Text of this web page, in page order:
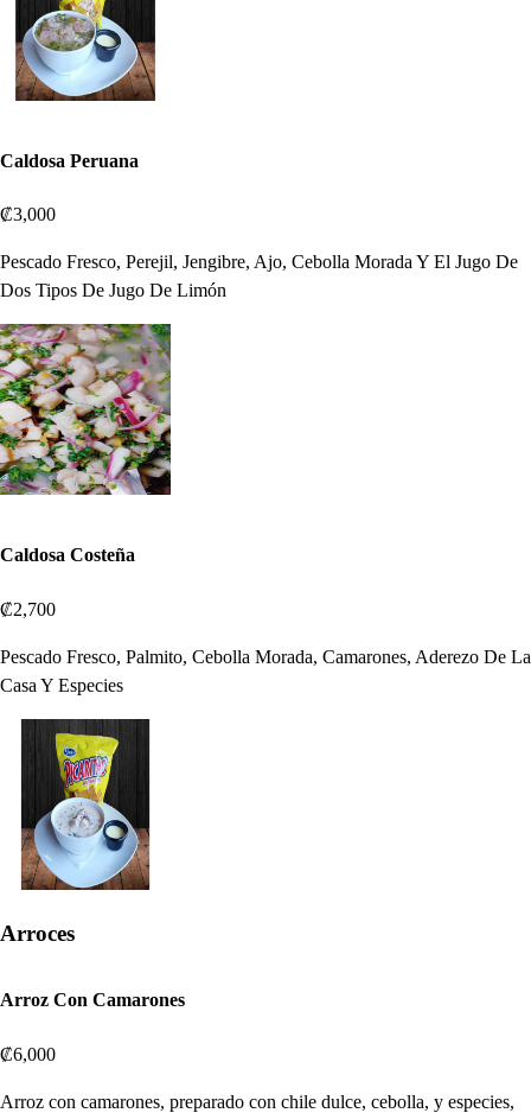
Caldosa Peruana
₡3,000
Pescado Fresco, Perejil, Jengibre, Ajo, Cebolla Morada Y El Jugo De
Dos Tipos De Jugo De Limón
Caldosa Costeña
₡2,700
Pescado Fresco, Palmito, Cebolla Morada, Camarones, Aderezo De La
Casa Y Especies
Arroces
Arroz Con Camarones
₡6,000
Arroz con camarones, preparado con chile dulce, cebolla, y especies,